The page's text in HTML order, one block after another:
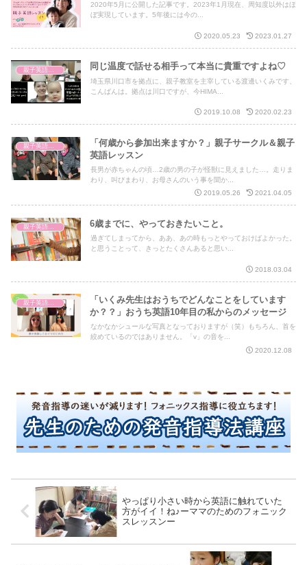
2020年5月に公開した記事です。2023年1月現在、周知度以外はほ
ぼ実現しています。5年後には今の...
2020.05.23 2023.01.27
同じ温度で話せる相手って本当に貴重ですよね♡
埼玉県川口市を拠点に、親子教室を主宰している渡邊いくみです、
こんばんは。拠点は川口ですが、今HIMA...
2019.10.08 2020.02.23
親子英語レッスン
「何歳から参加出来ますか？」親子サークル＆親子
英語レッスン
長男が赤ちゃんの頃…2歳の男の子が怪獣に見えました…。走りま
わり、叫びまわり、お母さんのいう事を聞か...
2019.05.26
2021.04.05
6歳までに、やっておきたいこと。
過ぎてしまってから、ああ、あの時もっとやっておけばよかった。
と思うことって、きっとたくさんあると思い...
2018.03.04
親子英語レッスン
「いくみ先生はおうちでどんなことをしています
か？？」おうち英語10年目の私からのメッセージ
なかなかシュールな写真となっておりますが（笑）もちろん、首を
絞めているのではありません。「v」の音を...
2020.12.08
やっぱり小さい時から英語に触れていた
方がイイ！ね♪ーママのためのフォニック
スレッスンー